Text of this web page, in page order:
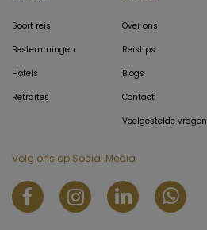
Soort reis
Bestemmingen
Hotels
Retraites
Over ons
Reistips
Blogs
Contact
Veelgestelde vragen
Volg ons op Social Media